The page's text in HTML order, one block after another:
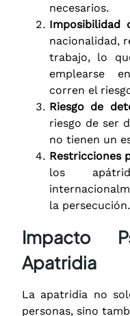
necesarios.
Imposibilidad
nacionalidad,
trabajo, lo
emplearse
corren el
Riesgo de
riesgo de ser
no tienen un
Restricciones
los
la persecución.
Impacto
Apatridia
La apatridia no
personas, sino